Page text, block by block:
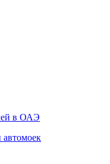
в ОАЭ
автомоек